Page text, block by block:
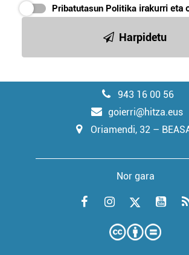
Pribatutasun Politika irakurri eta
Harpidetu
943 16 00 56
goierri@hitza.eus
Oriamendi, 32 –
Nor gara